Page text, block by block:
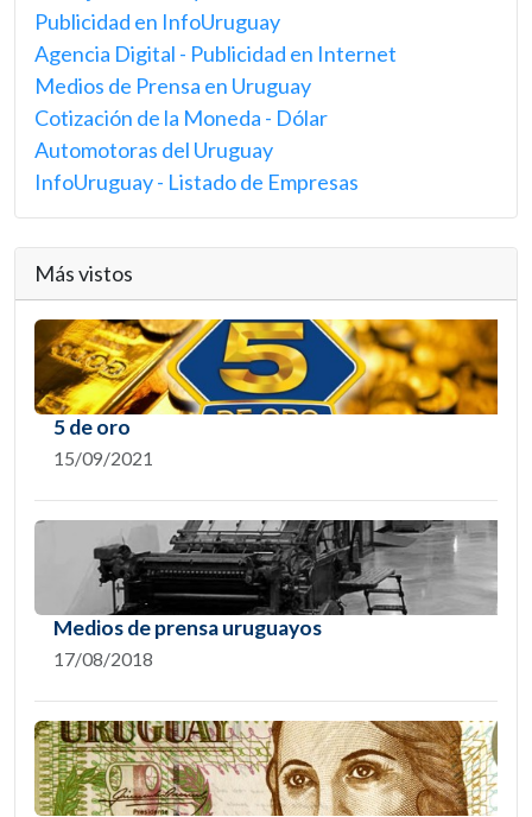
Publicidad en InfoUruguay
Agencia Digital - Publicidad en Internet
Medios de Prensa en Uruguay
Cotización de la Moneda - Dólar
Automotoras del Uruguay
InfoUruguay - Listado de Empresas
Más vistos
5 de oro
15/09/2021
Medios de prensa uruguayos
17/08/2018